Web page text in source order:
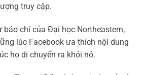
truy cập.
báo chí của Đại học Northeastern,
lúc Facebook ưa thích nội dung
họ di chuyển ra khỏi nó.